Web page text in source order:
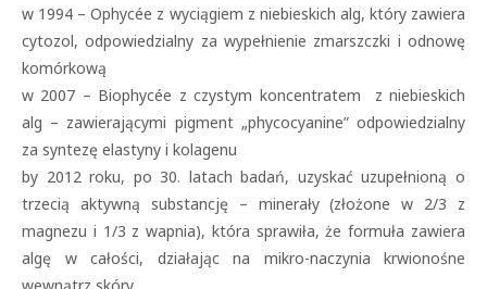
w 1994 – Ophycée z wyciągiem z niebieskich alg, który zawiera
cytozol, odpowiedzialny za wypełnienie zmarszczki i odnowę
komórkową
w 2007 – Biophycée z czystym koncentratem z niebieskich
alg – zawierającymi pigment „phycocyanine” odpowiedzialny
za syntezę elastyny i kolagenu
by 2012 roku, po 30. latach badań, uzyskać uzupełnioną o
trzecią aktywną substancję – minerały (złożone w 2/3 z
magnezu i 1/3 z wapnia), która sprawiła, że formuła zawiera
algę w całości, działając na mikro-naczynia krwionośne